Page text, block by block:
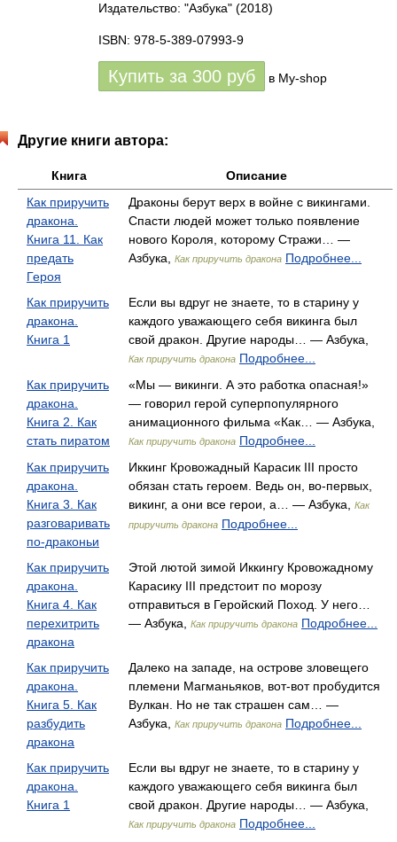
Издательство: "Азбука" (2018)
ISBN: 978-5-389-07993-9
Купить за 300 руб в My-shop
Другие книги автора:
Книга
Описание
Как приручить
дракона.
Книга 11. Как
предать
Героя
Драконы берут верх в войне с викингами.
Спасти людей может только появление
нового Короля, которому Стражи… —
Азбука,
Как приручить дракона Подробнее...
Как приручить
дракона.
Книга 1
Если вы вдруг не знаете, то в старину у
каждого уважающего себя викинга был
свой дракон. Другие народы… — Азбука,
Как приручить дракона Подробнее...
Как приручить
дракона.
Книга 2. Как
стать пиратом
«Мы — викинги. А это работка опасная!»
— говорил герой суперпопулярного
анимационного фильма «Как… — Азбука,
Как приручить дракона Подробнее...
Как приручить
дракона.
Книга 3. Как
разговаривать
по-драконьи
Иккинг Кровожадный Карасик III просто
обязан стать героем. Ведь он, во-первых,
викинг, а они все герои, а… — Азбука,
Как
приручить дракона Подробнее...
Как приручить
дракона.
Книга 4. Как
перехитрить
дракона
Этой лютой зимой Иккингу Кровожадному
Карасику III предстоит по морозу
отправиться в Геройский Поход. У него…
— Азбука,
Как приручить дракона Подробнее...
Как приручить
дракона.
Книга 5. Как
разбудить
дракона
Далеко на западе, на острове зловещего
племени Магманьяков, вот-вот пробудится
Вулкан. Но не так страшен сам… —
Азбука,
Как приручить дракона Подробнее...
Как приручить
дракона.
Книга 1
Если вы вдруг не знаете, то в старину у
каждого уважающего себя викинга был
свой дракон. Другие народы… — Азбука,
Как приручить дракона Подробнее...